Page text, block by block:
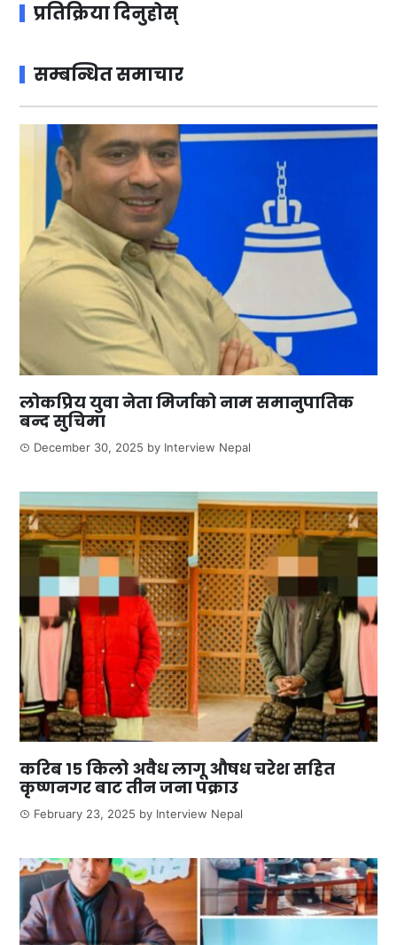
प्रतिक्रिया दिनुहोस्
सम्बन्धित समाचार
लोकप्रिय युवा नेता मिर्जाको नाम समानुपातिक
बन्द सुचिमा
December 30, 2025 by Interview Nepal
करिब १५ किलो अवैध लागू औषध चरेश सहित
कृष्णनगर बाट तीन जना पक्राउ
February 23, 2025 by Interview Nepal